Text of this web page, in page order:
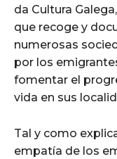
da Cultura
que recoge y
numerosas
por los
fomentar el
vida en sus
Tal y como
empatía de los